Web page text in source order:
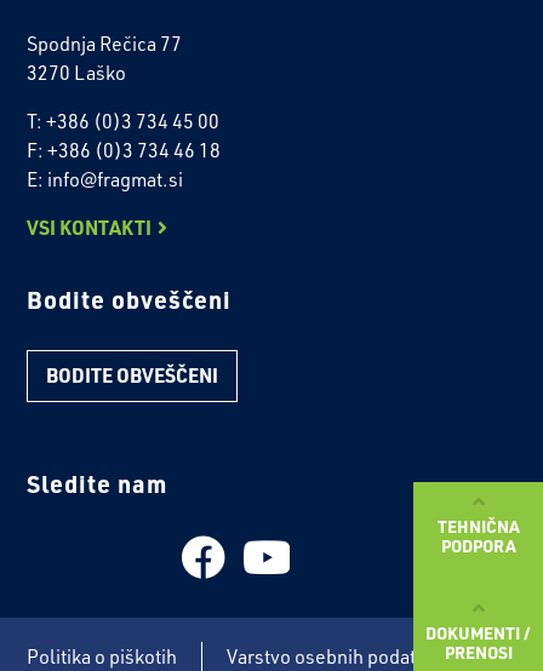
TEHNIČNA
PODPORA
DOKUMENTI /
PRENOSI
Spodnja Rečica 77
3270 Laško
T: +386 (0)3 734 45 00
F: +386 (0)3 734 46 18
E: info@fragmat.si
VSI KONTAKTI
Bodite obveščeni
BODITE OBVEŠČENI
Sledite nam
Politika o piškotih Varstvo osebnih podatkov